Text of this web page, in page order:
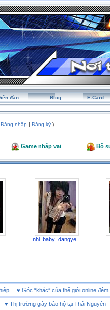
đàn Blog E-Card
Đăng nhập | Đăng ký )
Game nhập vai Bộ
nhi_baby_dangye...
nghiệp♥Góc “khác” của thế giới online
Thị trường giày bảo hộ tại Thái Nguyên♥